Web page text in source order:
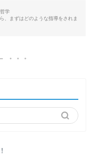
学
、まずはどのような指導をされま